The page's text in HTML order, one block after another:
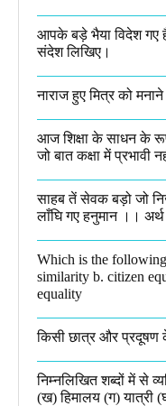
आपके बड़े भैया विदेश गए
संदेश लिखिए।
नाराज हुए मित्र को
आज शिक्षा के साधन के
जो बात कक्षा में प्रभावी
साहब तें सेवक बड़ो जो
लाँघि गए हनुमान ।।​ अर्थ
Which is the
similarity b. citizen
equality​
किसी छात्र और प्रदूषण
निम्नलिखित शब्दों में से
(ख) हिमालय (ग) यात्री